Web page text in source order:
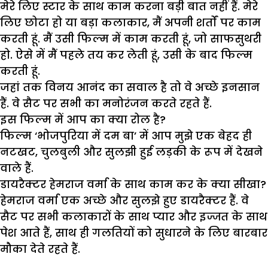
मेरे लिए स्टार के साथ काम करना बड़ी बात नहीं हैं. मेरे
लिए छोटा हो या बड़ा कलाकार, मैं अपनी शर्तों पर काम
करती हूं. मैं उसी फिल्म में काम करती हूं, जो साफसुथरी
हो. ऐसे में मैं पहले तय कर लेती हूं, उसी के बाद फिल्म
करती हूं.
जहां तक विनय आनंद का सवाल है तो वे अच्छे इनसान
हैं. वे सैट पर सभी का मनोरंजन करते रहते हैं.
इस फिल्म में आप का क्या रोल है?
फिल्म ‘भोजपुरिया में दम बा’ में आप मुझे एक बेहद ही
नटखट, चुलबुली और सुलझी हुई लड़की के रूप में देखने
वाले हैं.
डायरैक्टर हेमराज वर्मा के साथ काम कर के क्या सीखा?
हेमराज वर्मा एक अच्छे और सुलझे हुए डायरैक्टर हैं. वे
सैट पर सभी कलाकारों के साथ प्यार और इज्जत के साथ
पेश आते हैं, साथ ही गलतियों को सुधारने के लिए बारबार
मौका देते रहते हैं.